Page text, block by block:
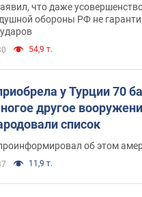
что даже
обороны РФ не
54,9 т.
у Турции 70
другое
список
об этом
11,9 т.